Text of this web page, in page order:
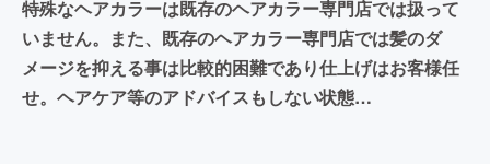
特殊なヘアカラーは既存のヘアカラー専門店では扱って
いません。また、既存のヘアカラー専門店では髪のダ
メージを抑える事は比較的困難であり仕上げはお客様任
せ。ヘアケア等のアドバイスもしない状態…